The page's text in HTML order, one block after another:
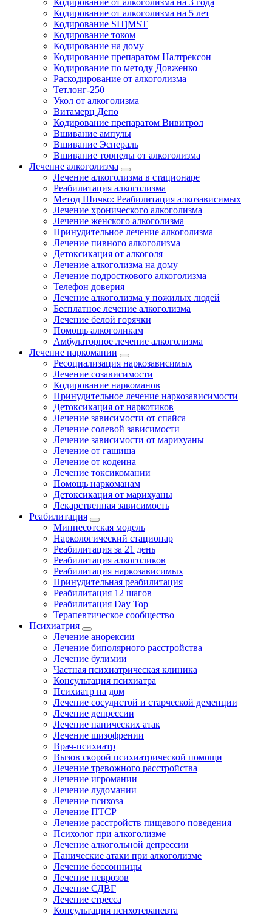
Кодирование от алкоголизма на 3 года
Кодирование от алкоголизма на 5 лет
Кодирование SIT|MST
Кодирование током
Кодирование на дому
Кодирование препаратом Налтрексон
Кодирование по методу Довженко
Раскодирование от алкоголизма
Тетлонг-250
Укол от алкоголизма
Витамерц Депо
Кодирование препаратом Вивитрол
Вшивание ампулы
Вшивание Эспераль
Вшивание торпеды от алкоголизма
Лечение алкоголизма
Лечение алкоголизма в стационаре
Реабилитация алкоголизма
Метод Шичко: Реабилитация алкозависимых
Лечение хронического алкоголизма
Лечение женского алкоголизма
Принудительное лечение алкоголизма
Лечение пивного алкоголизма
Детоксикация от алкоголя
Лечение алкоголизма на дому
Лечение подросткового алкоголизма
Телефон доверия
Лечение алкоголизма у пожилых людей
Бесплатное лечение алкоголизма
Лечение белой горячки
Помощь алкоголикам
Амбулаторное лечение алкоголизма
Лечение наркомании
Ресоциализация наркозависимых
Лечение созависимости
Кодирование наркоманов
Принудительное лечение наркозависимости
Детоксикация от наркотиков
Лечение зависимости от спайса
Лечение солевой зависимости
Лечение зависимости от марихуаны
Лечение от гашиша
Лечение от кодеина
Лечение токсикомании
Помощь наркоманам
Детоксикация от марихуаны
Лекарственная зависимость
Реабилитация
Миннесотская модель
Наркологический стационар
Реабилитация за 21 день
Реабилитация алкоголиков
Реабилитация наркозависимых
Принудительная реабилитация
Реабилитация 12 шагов
Реабилитация Day Top
Терапевтическое сообщество
Психиатрия
Лечение анорексии
Лечение биполярного расстройства
Лечение булимии
Частная психиатрическая клиника
Консультация психиатра
Психиатр на дом
Лечение сосудистой и старческой деменции
Лечение депрессии
Лечение панических атак
Лечение шизофрении
Врач-психиатр
Вызов скорой психиатрической помощи
Лечение тревожного расстройства
Лечение игромании
Лечение лудомании
Лечение психоза
Лечение ПТСР
Лечение расстройств пищевого поведения
Психолог при алкоголизме
Лечение алкогольной депрессии
Панические атаки при алкоголизме
Лечение бессонницы
Лечение неврозов
Лечение СДВГ
Лечение стресса
Консультация психотерапевта